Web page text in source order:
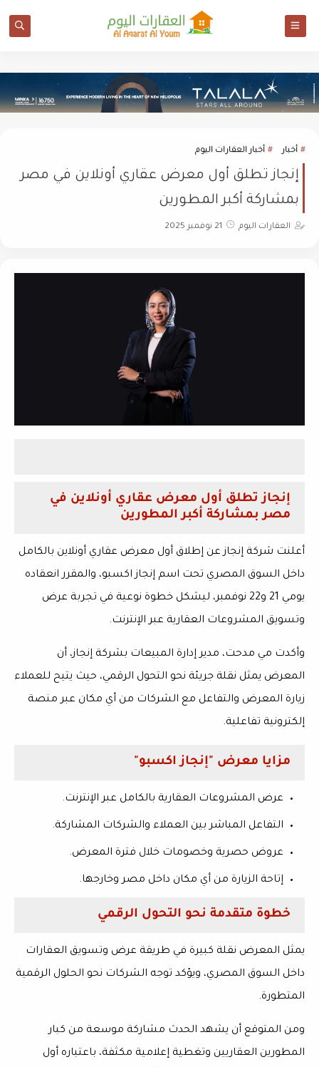
أخبار أخبار العقارات اليوم
إنجاز تطلق أول معرض عقاري أونلاين في مصر
بمشاركة أكبر المطورين
العقارات اليوم 21 نوفمبر 2025
إنجاز تطلق أول معرض عقاري أونلاين في
مصر بمشاركة أكبر المطورين
أعلنت شركة إنجازعن إطلاق أول معرض عقاري أونلاين بالكامل
داخل السوق المصري تحت اسم إنجاز اكسبو، والمقرر انعقاده
يومي 21 و22 نوفمبر، ليشكل خطوة نوعية في تجربة عرض
وتسويق المشروعات العقارية عبر الإنترنت.
وأكدت مي مدحت، مدير إدارة المبيعات بشركة إنجاز، أن
المعرض يمثل نقلة جريئة نحو التحول الرقمي، حيث يتيح للعملاء
زيارة المعرض والتفاعل مع الشركات من أي مكان عبر منصة
إلكترونية تفاعلية.
مزايا معرض "إنجاز اكسبو"
عرض المشروعات العقارية بالكامل عبر الإنترنت.
التفاعل المباشر بين العملاء والشركات المشاركة.
عروض حصرية وخصومات خلال فترة المعرض.
إتاحة الزيارة من أي مكان داخل مصر وخارجها.
خطوة متقدمة نحو التحول الرقمي
يمثل المعرض نقلة كبيرة في طريقة عرض وتسويق العقارات
داخل السوق المصري، ويؤكد توجه الشركات نحو الحلول الرقمية
المتطورة.
ومن المتوقع أن يشهد الحدث مشاركة موسعة من كبار
المطورين العقاريين وتغطية إعلامية مكثفة، باعتباره أول